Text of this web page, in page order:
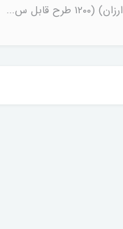
ارزان) (۱۲۰۰ طرح قابل س...